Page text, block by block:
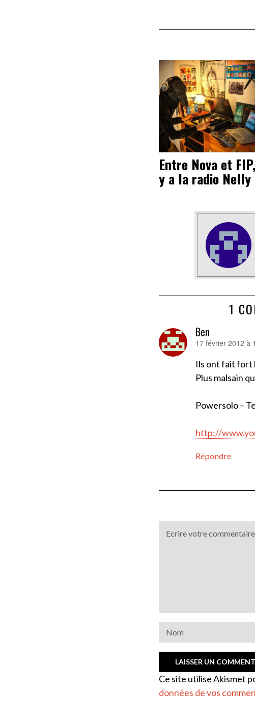
Entre Nova et
y a la radio Nelly
1
Ben
dit :
17 février 2012 à
Ils ont fait fort
Plus malsain
Powersolo –
http://
Répondre
Ce site utilise Akismet
données de vos